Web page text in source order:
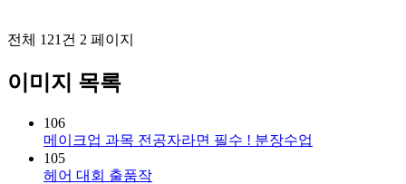
전체 121건 2 페이지
이미지 목록
106
메이크업 과목 전공자라면 필수 ! 분장수업
105
헤어 대회 출품작